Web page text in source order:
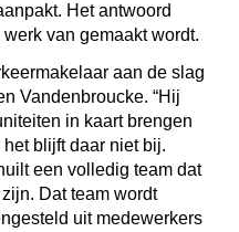
Het antwoord
van gemaakt wordt.
aan de slag
Vandenbroucke. “Hij
in kaart brengen
blijft daar niet bij.
een volledig team dat
Dat team wordt
uit medewerkers